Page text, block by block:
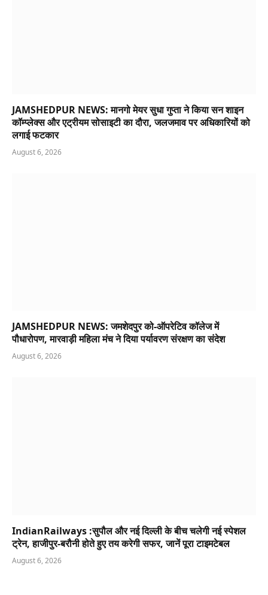
JAMSHEDPUR NEWS: मानगो मेयर सुधा गुप्ता ने किया सन शाइन
कॉम्प्लेक्स और एट्रीयम सोसाइटी का दौरा, जलजमाव पर अधिकारियों को
लगाई फटकार
August 6, 2026
JAMSHEDPUR NEWS: जमशेदपुर को-ऑपरेटिव कॉलेज में
पौधारोपण, मारवाड़ी महिला मंच ने दिया पर्यावरण संरक्षण का संदेश
August 6, 2026
IndianRailways :सुपौल और नई दिल्ली के बीच चलेगी नई स्पेशल
ट्रेन, हाजीपुर-बरौनी होते हुए तय करेगी सफर, जानें पूरा टाइमटेबल
August 6, 2026